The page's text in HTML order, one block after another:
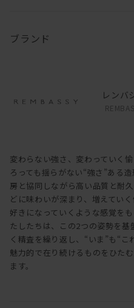
ブランド
レンバ
変わらない強さ、変わっていく
ろっても揺らがない“強さ”ある
房と協同しながら高い品質と耐
どに味わいが深まり、増えてい
好きになっていくような感覚を
たしたちは、この2つの姿勢を
く精査を繰り返し、“いま”も“
魅力的で在り続けるものをひた
ます。